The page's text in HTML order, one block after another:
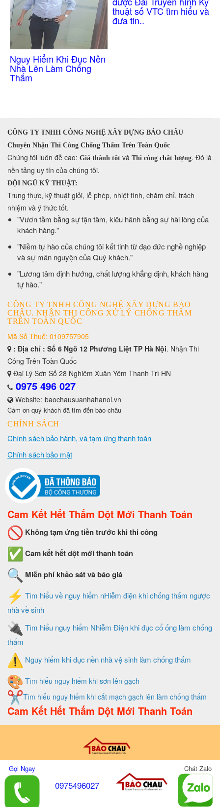
Hiểm Khi Đục Nền
Làm Chống
thuật số VTC tìm hiểu và
đưa tin..
CÔNG TY TNHH CÔNG NGHỆ XÂY DỰNG BẢO CHÂU
Chuyên Nhận Thi Công Chống Thấm Trên Toàn Quốc
​Chúng tôi luôn đề cao: Giá thành tốt và Thi công chất lượng. Đó là
nền tảng uy tín của chúng tôi.
ĐỘI NGŨ KỸ THUẬT:
Trung thực, kỹ thuật giỏi, lễ phép, nhiệt tình, chăm chỉ, trách
nhiệm và ý thức tốt.
​"Vươn tầm bằng sự tận tâm, kiêu hãnh bằng sự hài lòng của
khách hàng."
​"Niềm tự hào của chúng tôi kết tinh từ đạo đức nghề nghiệp
và sự mãn nguyện của Quý khách."
​"Lương tâm định hướng, chất lượng khẳng định, khách hàng
tự hào."
CÔNG TY TNHH CÔNG NGHỆ XÂY DỰNG BẢO
CHÂU. NHẬN THI CÔNG XỬ LÝ CHỐNG THẤM
TRÊN TOÀN QUỐC
Mã Số Thuế: 0109757905
: Địa chỉ : Số 6 Ngõ 12 Phương Liệt TP Hà Nội. Nhận Thi
Công Trên Toàn Quốc
Đại Lý Sơn Số 28 Nghiêm Xuân Yêm Thanh Trì HN
0975 496 027
Website: baochausuanhahanoi.vn
Cảm ơn quý khách đã tìm đến bảo châu
CHÍNH SÁCH
Chính sách bảo hành, và tạm ứng thanh toán
Chính sách bảo mật
Cam Kết Hết Thấm Dột Mới Thanh Toán
Không tạm ứng tiền trước khi thi công
Cam kết hết dột mới thanh toán
Miễn phí khảo sát và báo giá
Tìm hiểu về nguy hiểm nHiễm điện khi chống thấm ngược
nhà về sinh
Tìm hiểu nguy hiểm Nhiễm Điện khi đục cổ ống làm chống
thấm
Nguy hiểm khi đục nền nhà vệ sinh làm chống thấm
Tìm hiểu nguy hiểm khi sơn lên gạch
Tìm hiểu nguy hiểm khi cắt mạch gạch lên làm chống thấm
Cam Kết Hết Thấm Dột Mới Thanh Toán
Gọi Ngay
0975496027
Chát Zalo